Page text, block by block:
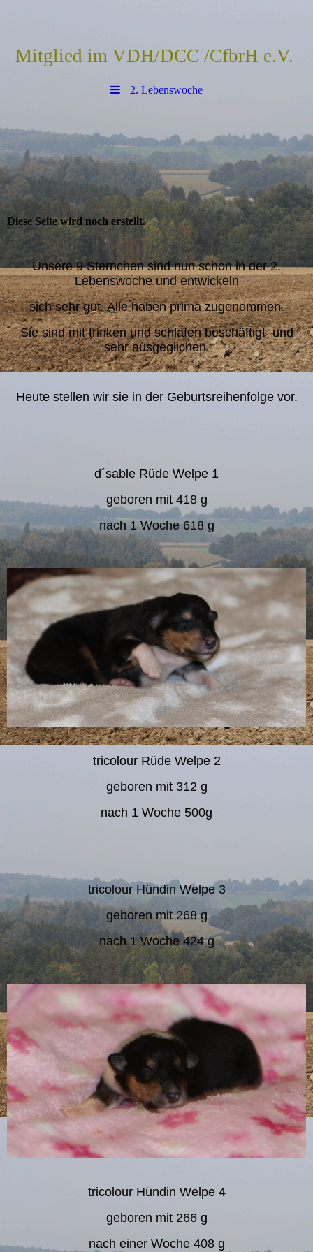
Mitglied im VDH/DCC /CfbrH e.V.
2. Lebenswoche
Diese Seite wird noch erstellt.
Unsere 9 Sternchen sind nun schon in der 2.
Lebenswoche und entwickeln
sich sehr gut. Alle haben prima zugenommen.
Sie sind mit trinken und schlafen beschäftigt und
sehr ausgeglichen.
Heute stellen wir sie in der Geburtsreihenfolge vor.
d´sable Rüde Welpe 1
geboren mit 418 g
nach 1 Woche 618 g
tricolour Rüde Welpe 2
geboren mit 312 g
nach 1 Woche 500g
tricolour Hündin Welpe 3
geboren mit 268 g
nach 1 Woche 424 g
tricolour Hündin Welpe 4
geboren mit 266 g
nach einer Woche 408 g